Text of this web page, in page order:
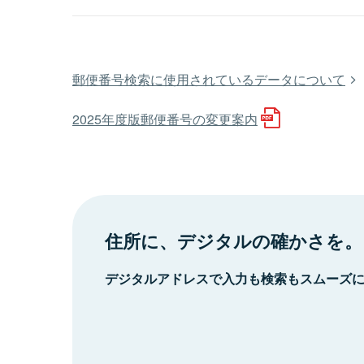
郵便番号検索に使用されているデータについて
2025年度版郵便番号の変更案内
住所に、デジタルの確かさを。
デジタルアドレスで入力も検索もスムーズ